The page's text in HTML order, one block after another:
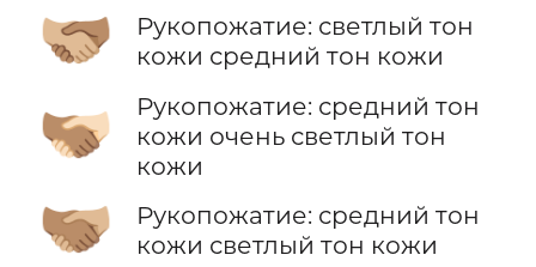
🫱🏼‍🫲🏽
Рукопожатие: светлый тон
кожи средний тон кожи
🫱🏽‍🫲🏻
Рукопожатие: средний тон
кожи очень светлый тон
кожи
🫱🏽‍🫲🏼
Рукопожатие: средний тон
кожи светлый тон кожи